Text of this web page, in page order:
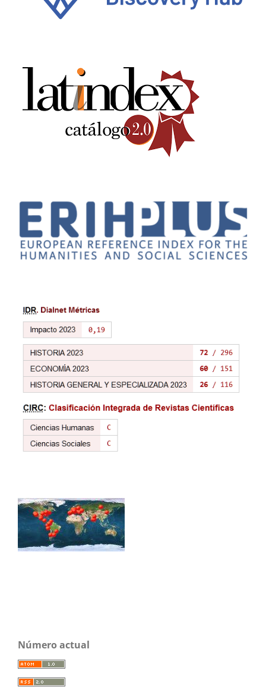
Número actual